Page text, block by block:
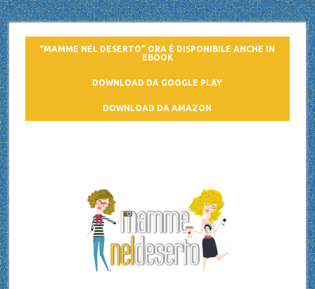
“MAMME NEL DESERTO” ORA È DISPONIBILE ANCHE IN
EBOOK
DOWNLOAD DA GOOGLE PLAY
DOWNLOAD DA AMAZON